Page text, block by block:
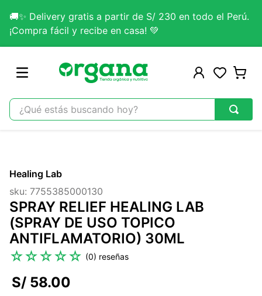
🚚✨ Delivery gratis a partir de S/ 230 en todo el Perú.
¡Compra fácil y recibe en casa! 💚
¿Qué estás buscando hoy?
2.
citrato magnesio
3.
colageno
4.
kefir
5.
glicinato magnesio
6 .
melena leon
7.
lab nutrition
Healing Lab
sku: 7755385000130
SPRAY RELIEF HEALING LAB
(SPRAY DE USO TOPICO
ANTIFLAMATORIO) 30ML
☆☆☆☆☆ (0)
S/ 58.00